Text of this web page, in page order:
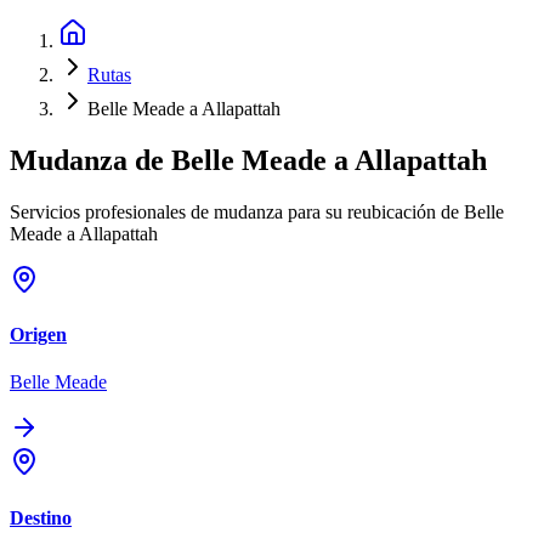
Rutas
Belle Meade a Allapattah
Mudanza de Belle Meade a Allapattah
Servicios profesionales de mudanza para su reubicación de Belle
Meade a Allapattah
Origen
Belle Meade
Destino